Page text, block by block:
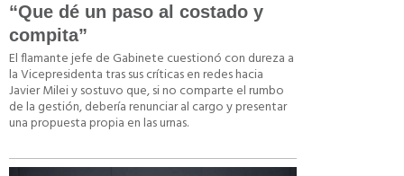
“Que dé un paso al costado y
compita”
El flamante jefe de Gabinete cuestionó con dureza a
la Vicepresidenta tras sus críticas en redes hacia
Javier Milei y sostuvo que, si no comparte el rumbo
de la gestión, debería renunciar al cargo y presentar
una propuesta propia en las urnas.